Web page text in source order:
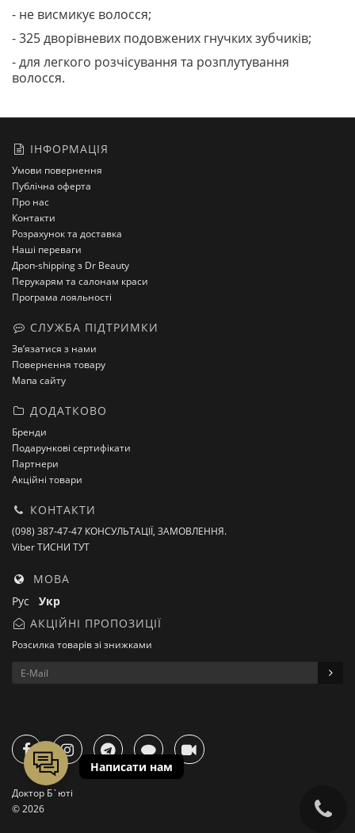
- не висмикує волосся;
- 325 дворівневих подовжених гнучких зубчиків;
- для легкого розчісування та розплутування
волосся.
ІНФОРМАЦІЯ
Умови повернення
Публічна оферта
Про нас
Контакти
Розрахунок та доставка
Наші переваги
Дроп-shipping з Dr Beauty
Перукарям та салонам краси
Програма лояльності
СЛУЖБА ПІДТРИМКИ
Зв’язатися з нами
Повернення товару
Мапа сайту
ДОДАТКОВО
Бренди
Подарункові сертифікати
Партнери
Акційні товари
КОНТАКТИ
(098) 387-47-47 КОНСУЛЬТАЦІЇ, ЗАМОВЛЕННЯ.
Viber ТИСНИ ТУТ
МОВА
Рус Укр
АКЦІЙНІ ПРОПОЗИЦІЇ
Розсилка товарів зі знижками
Доктор Б`юті
© 2026